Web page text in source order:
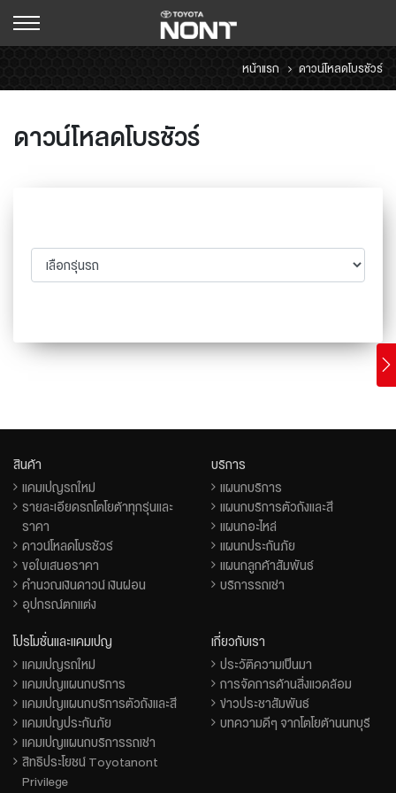
หน้าแรก ดาวน์โหลดโบรชัวร์
ดาวน์โหลดโบรชัวร์
สินค้า
แคมเปญรถใหม่
รายละเอียดรถโตโยต้าทุกรุ่นและ
ราคา
ดาวน์โหลดโบรชัวร์
ขอใบเสนอราคา
คำนวณเงินดาวน์ เงินผ่อน
อุปกรณ์ตกแต่ง
บริการ
แผนกบริการ
แผนกบริการตัวถังและสี
แผนกอะไหล่
แผนกประกันภัย
แผนกลูกค้าสัมพันธ์
บริการรถเช่า
โปรโมชั่นและแคมเปญ
แคมเปญรถใหม่
แคมเปญแผนกบริการ
แคมเปญแผนกบริการตัวถังและสี
แคมเปญประกันภัย
แคมเปญแผนกบริการรถเช่า
สิทธิประโยชน์ Toyotanont
Privilege
เกี่ยวกับเรา
ประวัติความเป็นมา
การจัดการด้านสิ่งแวดล้อม
ข่าวประชาสัมพันธ์
บทความดีๆ จากโตโยต้านนทบุรี